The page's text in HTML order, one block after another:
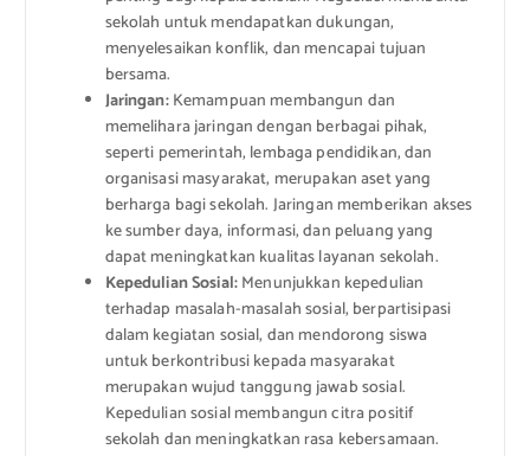
sekolah untuk mendapatkan dukungan,
menyelesaikan konflik, dan mencapai tujuan
bersama.
Jaringan:Kemampuan membangun dan
memelihara jaringan dengan berbagai pihak,
seperti pemerintah, lembaga pendidikan, dan
organisasi masyarakat, merupakan aset yang
berharga bagi sekolah. Jaringan memberikan akses
ke sumber daya, informasi, dan peluang yang
dapat meningkatkan kualitas layanan sekolah.
Kepedulian Sosial:Menunjukkan kepedulian
terhadap masalah-masalah sosial, berpartisipasi
dalam kegiatan sosial, dan mendorong siswa
untuk berkontribusi kepada masyarakat
merupakan wujud tanggung jawab sosial.
Kepedulian sosial membangun citra positif
sekolah dan meningkatkan rasa kebersamaan.